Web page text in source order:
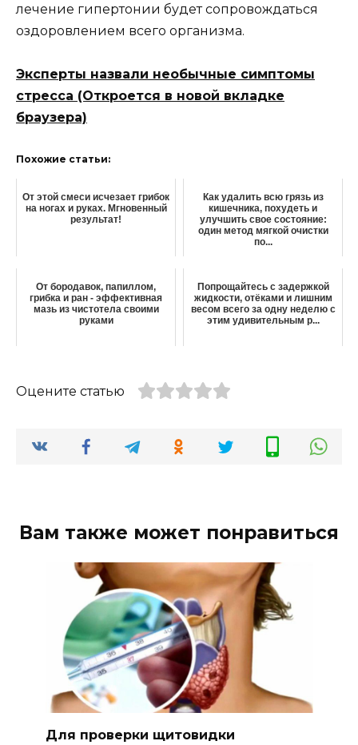
лечение гипертонии будет сопровождаться
оздоровлением всего организма.
Эксперты назвали необычные симптомы
стресса (Откроется в новой вкладке
браузера)
Похожие статьи:
От этой смеси исчезает грибок
на ногах и руках. Мгновенный
результат!
Как удалить всю грязь из
кишечника, похудеть и
улучшить свое состояние:
один метод мягкой очистки
по...
От бородавок, папиллом,
грибка и ран - эффективная
мазь из чистотела своими
руками
Попрощайтесь с задержкой
жидкости, отёками и лишним
весом всего за одну неделю с
этим удивительным р...
Оцените статью
Вам также может понравиться
Для проверки щитовидки